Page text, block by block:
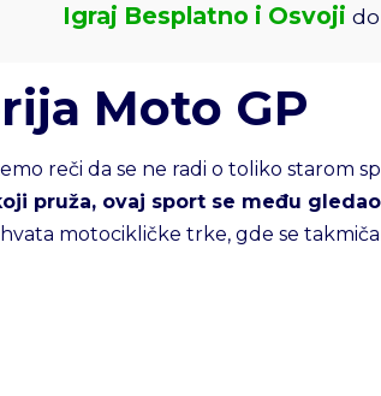
Igraj Besplatno i Osvoji do
Moto GP
reči da se ne radi o toliko starom
pruža, ovaj sport se među
motocikličke trke, gde se